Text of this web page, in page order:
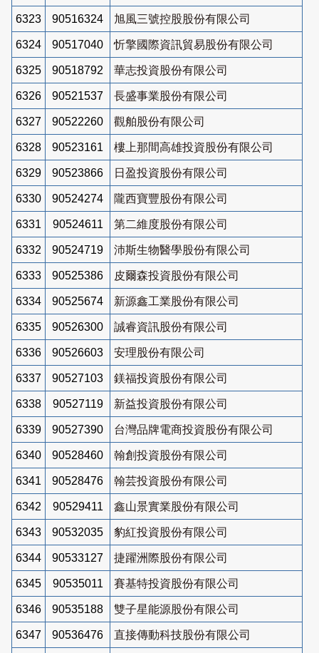
6323 90516324 旭風三號控股股份有限公司
6324 90517040 忻擎國際資訊貿易股份有限公司
6325 90518792 華志投資股份有限公司
6326 90521537 長盛事業股份有限公司
6327 90522260 觀舶股份有限公司
6328 90523161 樓上那間高雄投資股份有限公司
6329 90523866 日盈投資股份有限公司
6330 90524274 隴西寶豐股份有限公司
6331 90524611 第二維度股份有限公司
6332 90524719 沛斯生物醫學股份有限公司
6333 90525386 皮爾森投資股份有限公司
6334 90525674 新源鑫工業股份有限公司
6335 90526300 誠睿資訊股份有限公司
6336 90526603 安理股份有限公司
6337 90527103 鎂福投資股份有限公司
6338 90527119 新益投資股份有限公司
6339 90527390 台灣品牌電商投資股份有限公司
6340 90528460 翰創投資股份有限公司
6341 90528476 翰芸投資股份有限公司
6342 90529411 鑫山景實業股份有限公司
6343 90532035 豹紅投資股份有限公司
6344 90533127 捷躍洲際股份有限公司
6345 90535011 賽基特投資股份有限公司
6346 90535188 雙子星能源股份有限公司
6347 90536476 直接傳動科技股份有限公司